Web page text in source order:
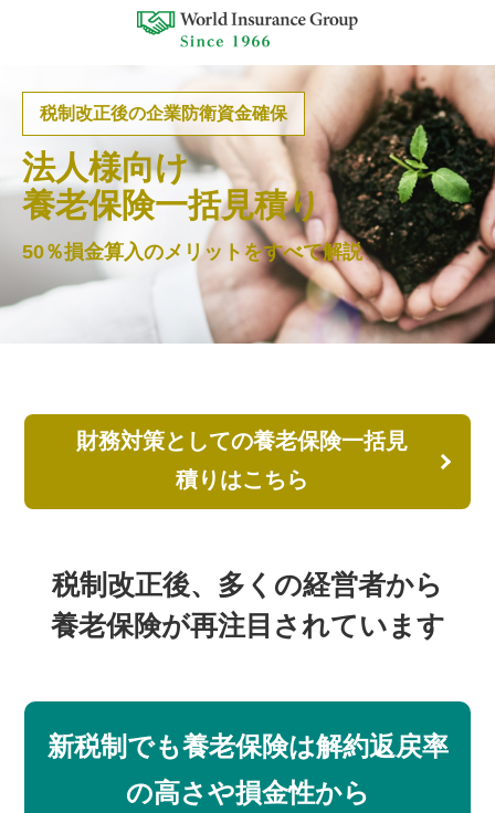
税制改正後の企業防衛資金確保
法人様向け
養老保険一括見積り
50％損金算入のメリットをすべて解説
財務対策としての養老保険一括見
積りはこちら
税制改正後、多くの経営者から
養老保険が再注目されています
新税制でも養老保険は解約返戻率
の高さや損金性から